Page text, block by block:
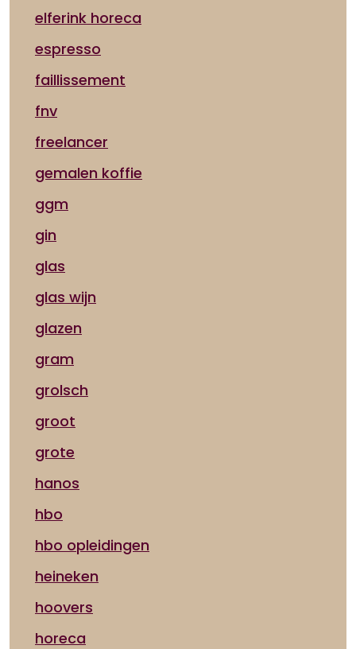
elferink horeca
espresso
faillissement
fnv
freelancer
gemalen koffie
ggm
gin
glas
glas wijn
glazen
gram
grolsch
groot
grote
hanos
hbo
hbo opleidingen
heineken
hoovers
horeca